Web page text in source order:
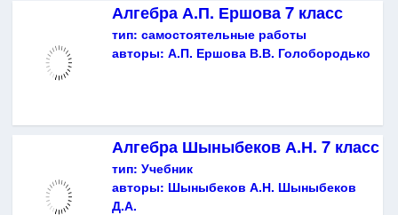
Алгебра А.П. Ершова 7 класс
тип: самостоятельные работы
авторы: А.П. Ершова В.В. Голобородько
Алгебра Шыныбеков А.Н. 7 класс
тип: Учебник
авторы: Шыныбеков А.Н. Шыныбеков
Д.А.